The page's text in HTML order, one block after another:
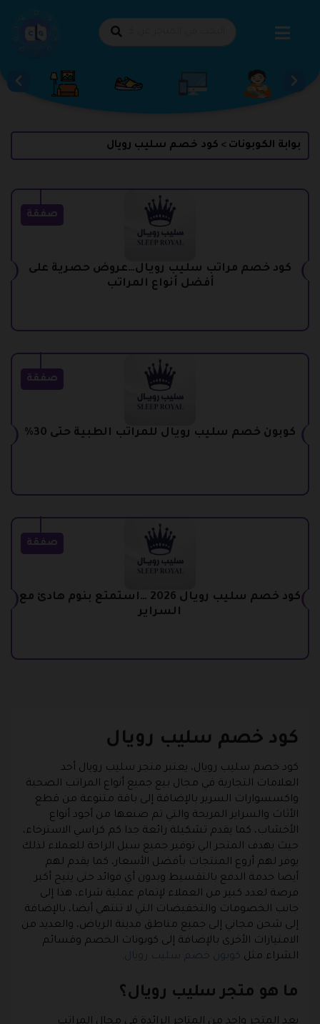
بوابة الكوبونات > كود خصم سليب رويال
صفقة
كود خصم مراتب سليب رويال…عروض حصرية على
أفضل أنواع المراتب
صفقة
كوبون خصم سليب رويال للمراتب الطبية حتى 30%
صفقة
كود خصم سليب رويال 2026 …استمتع بنوم هادئ مع
السراير
كود خصم سليب رويال
كود خصم سليب رويال، يعتبر متجر سليب رويال أحد
العلامات التجارية في مجال بيع جميع أنواع المراتب الصحية
واكسسوارات السرير بالإضافة إلى باقة متنوعة من قطع
الأثاث والسراير المريحة والتي تم صنعها من أجود أنواع
الأخشاب، كما يقدم تشكيلة رائعة جدا كم كراسي الاسترخاء،
حيث يهدف المتجر الي توفير جميع سبل الراحة للعملاء لذلك
يوفر لهم أروع المنتجات بأفضل الأسعار، كما يقدم لهم
أيضا خدمة الدفع بالتقسيط وبدون أي فوائد حتى يتيح أكبر
فرصة لعدد كبير من العملاء لإتمام عملية شراء، هذا إلى
جانب الخصومات والتخفيضات التي لا تنتهي أيضا، بالإضافة
إلى شحن مجاني إلى جميع مناطق مدينة الرياض، والعديد من
الامتيازات الأخرى بالإضافة إلى كوبونات الخصم وقسائم
الشراء مثل كوبون خصم سليب رويال.
ما هو متجر سليب رويال؟
يعد المتجر واحد من المتاجر الرائدة في مجال المراتب